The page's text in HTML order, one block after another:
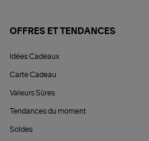
OFFRES ET TENDANCES
Idées Cadeaux
Carte Cadeau
Valeurs Sûres
Tendances du moment
Soldes